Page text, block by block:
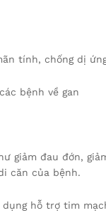
tính, chống dị
bệnh về gan
giảm đau đớn,
căn của bệnh.
hỗ trợ tim